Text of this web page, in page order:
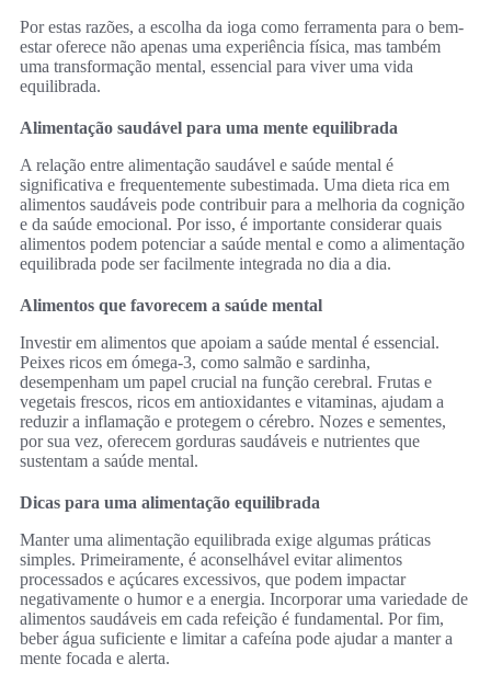
Por estas razões, a escolha da ioga como ferramenta para o bem-
estar oferece não apenas uma experiência física, mas também
uma transformação mental, essencial para viver uma vida
equilibrada.
Alimentação saudável para uma mente equilibrada
A relação entre alimentação saudável e saúde mental é
significativa e frequentemente subestimada. Uma dieta rica em
alimentos saudáveis pode contribuir para a melhoria da cognição
e da saúde emocional. Por isso, é importante considerar quais
alimentos podem potenciar a saúde mental e como a alimentação
equilibrada pode ser facilmente integrada no dia a dia.
Alimentos que favorecem a saúde mental
Investir em alimentos que apoiam a saúde mental é essencial.
Peixes ricos em ómega-3, como salmão e sardinha,
desempenham um papel crucial na função cerebral. Frutas e
vegetais frescos, ricos em antioxidantes e vitaminas, ajudam a
reduzir a inflamação e protegem o cérebro. Nozes e sementes,
por sua vez, oferecem gorduras saudáveis e nutrientes que
sustentam a saúde mental.
Dicas para uma alimentação equilibrada
Manter uma alimentação equilibrada exige algumas práticas
simples. Primeiramente, é aconselhável evitar alimentos
processados e açúcares excessivos, que podem impactar
negativamente o humor e a energia. Incorporar uma variedade de
alimentos saudáveis em cada refeição é fundamental. Por fim,
beber água suficiente e limitar a cafeína pode ajudar a manter a
mente focada e alerta.